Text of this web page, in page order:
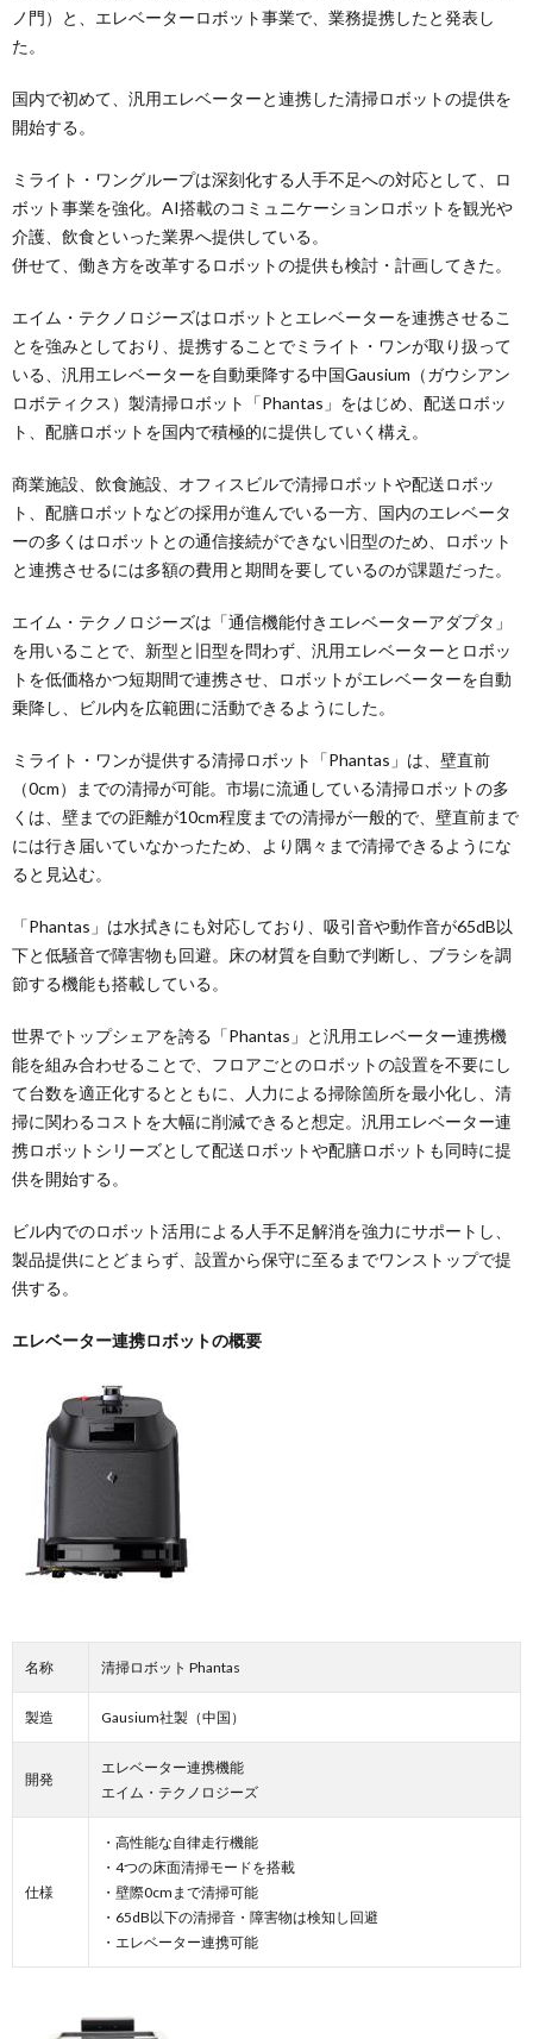
ノ門）と、エレベーターロボット事業で、業務提携したと発表し
た。
国内で初めて、汎用エレベーターと連携した清掃ロボットの提供を
開始する。
ミライト・ワングループは深刻化する人手不足への対応として、ロ
ボット事業を強化。AI搭載のコミュニケーションロボットを観光や
介護、飲食といった業界へ提供している。
併せて、働き方を改革するロボットの提供も検討・計画してきた。
エイム・テクノロジーズはロボットとエレベーターを連携させるこ
とを強みとしており、提携することでミライト・ワンが取り扱って
いる、汎用エレベーターを自動乗降する中国Gausium（ガウシアン
ロボティクス）製清掃ロボット「Phantas」をはじめ、配送ロボッ
ト、配膳ロボットを国内で積極的に提供していく構え。
商業施設、飲食施設、オフィスビルで清掃ロボットや配送ロボッ
ト、配膳ロボットなどの採用が進んでいる一方、国内のエレベータ
ーの多くはロボットとの通信接続ができない旧型のため、ロボット
と連携させるには多額の費用と期間を要しているのが課題だった。
エイム・テクノロジーズは「通信機能付きエレベーターアダプタ」
を用いることで、新型と旧型を問わず、汎用エレベーターとロボッ
トを低価格かつ短期間で連携させ、ロボットがエレベーターを自動
乗降し、ビル内を広範囲に活動できるようにした。
ミライト・ワンが提供する清掃ロボット「Phantas」は、壁直前
（0cm）までの清掃が可能。市場に流通している清掃ロボットの多
くは、壁までの距離が10cm程度までの清掃が一般的で、壁直前まで
には行き届いていなかったため、より隅々まで清掃できるようにな
ると見込む。
「Phantas」は水拭きにも対応しており、吸引音や動作音が65dB以
下と低騒音で障害物も回避。床の材質を自動で判断し、ブラシを調
節する機能も搭載している。
世界でトップシェアを誇る「Phantas」と汎用エレベーター連携機
能を組み合わせることで、フロアごとのロボットの設置を不要にし
て台数を適正化するとともに、人力による掃除箇所を最小化し、清
掃に関わるコストを大幅に削減できると想定。汎用エレベーター連
携ロボットシリーズとして配送ロボットや配膳ロボットも同時に提
供を開始する。
ビル内でのロボット活用による人手不足解消を強力にサポートし、
製品提供にとどまらず、設置から保守に至るまでワンストップで提
供する。
エレベーター連携ロボットの概要
名称 清掃ロボット Phantas
製造 Gausium社製（中国）
開発
エレベーター連携機能
エイム・テクノロジーズ
仕様
・高性能な自律走行機能
・4つの床面清掃モードを搭載
・壁際0cmまで清掃可能
・65dB以下の清掃音・障害物は検知し回避
・エレベーター連携可能